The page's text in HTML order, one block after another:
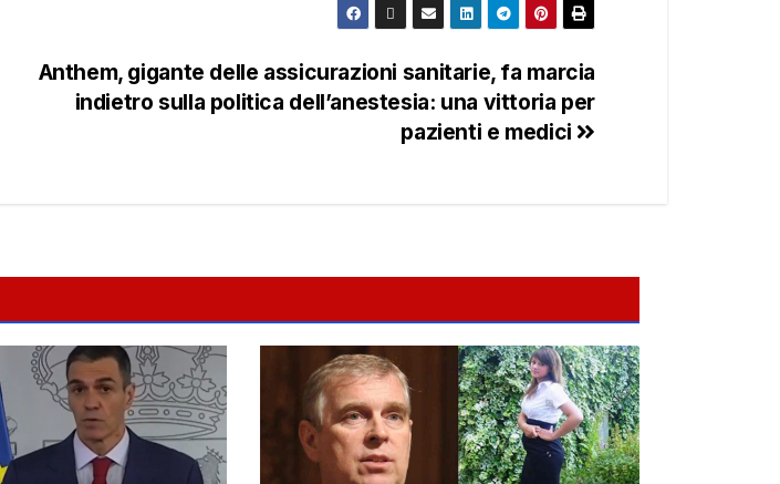
Anthem, gigante delle assicurazioni sanitarie, fa marcia
indietro sulla politica dell’anestesia: una vittoria per
pazienti e medici